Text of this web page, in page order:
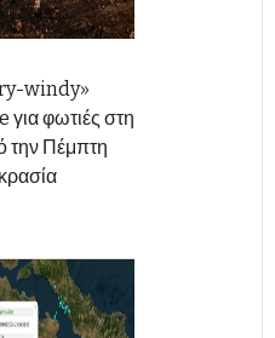
windy»
για φωτιές στη
την Πέμπτη